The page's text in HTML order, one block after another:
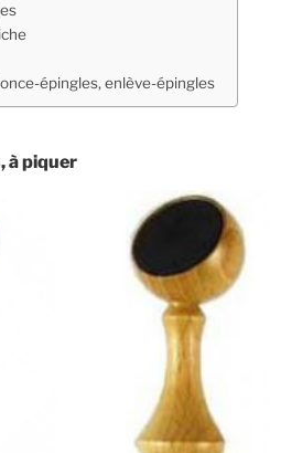
épingles, enlève-épingles
à piquer